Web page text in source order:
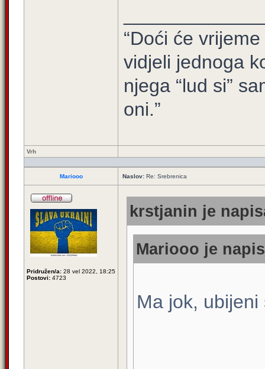
“Doći će
vidjeli jednoga
njega “lud si”
oni.”
Vrh
Mariooo Naslov: Re: Srebrenica
Pridružen/a: 28 vel 2022, 18:25
Postovi: 4723
krstjanin je
Mariooo je
Ma jok,